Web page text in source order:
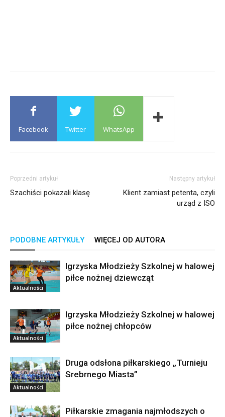
Facebook Twitter WhatsApp
Poprzedni artykuł
Szachiści pokazali klasę
Następny artykuł
Klient zamiast petenta, czyli
urząd z ISO
PODOBNE ARTYKUŁY WIĘCEJ OD AUTORA
Aktualności
Igrzyska Młodzieży Szkolnej w halowej
piłce nożnej dziewcząt
Aktualności
Igrzyska Młodzieży Szkolnej w halowej
piłce nożnej chłopców
Aktualności
Druga odsłona piłkarskiego „Turnieju
Srebrnego Miasta”
Piłkarskie zmagania najmłodszych o